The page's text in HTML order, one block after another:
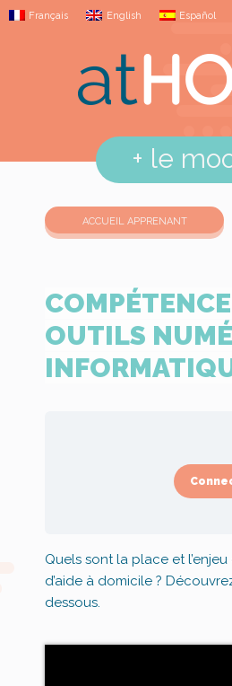
Français English Español
+ le
ACCUEIL APPRENANT
OUTILS
Quels sont la place et
d’aide à domicile ?
dessous.